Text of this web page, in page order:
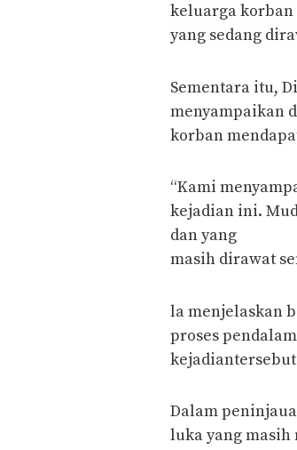
keluarga
yang sedang
Sementara itu,
menyampaikan
korban
“Kami
kejadian ini.
dan yang
masih dirawat
la menjelaskan
proses
Dalam
luka yang masih